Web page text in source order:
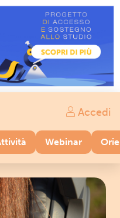
Webinar
Accedi